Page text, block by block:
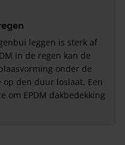
leggen is sterk af
in de regen kan de
onder de
den duur loslaat. Een
om EPDM dakbedekking